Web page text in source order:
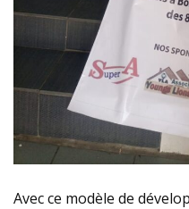
Avec ce modèle de